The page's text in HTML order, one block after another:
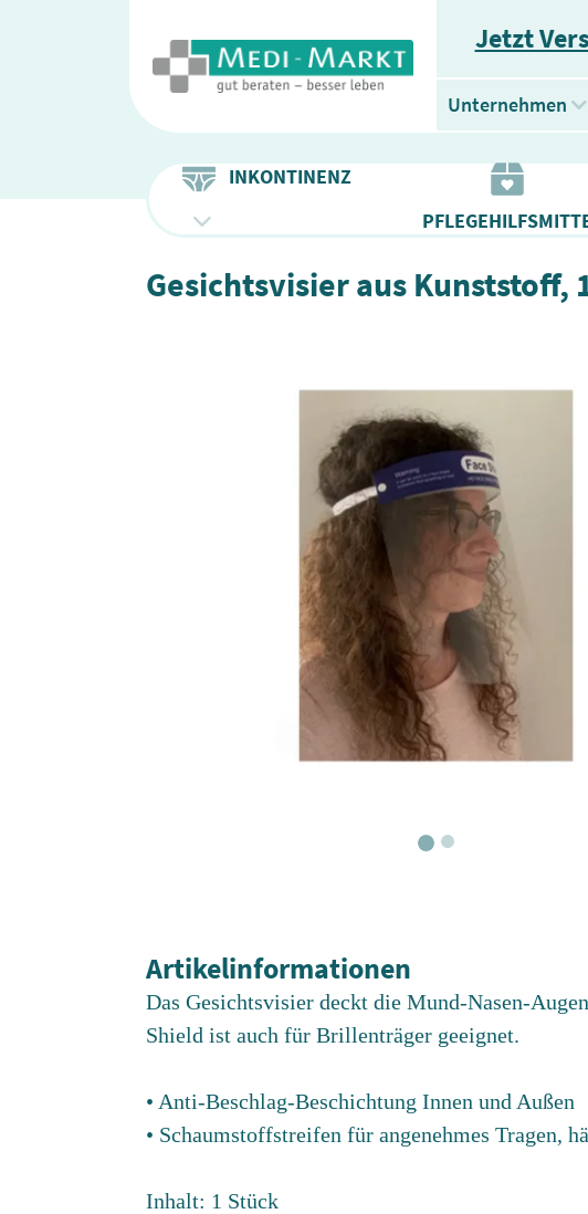
Jetzt
Unternehmen
INKONTINENZ
Gesichtsvisier aus Kunststoff,
Artikelinformationen
Das Gesichtsvisier deckt die Mund-Nasen-
Shield ist auch für Brillenträger geeignet.
• Anti-Beschlag-Beschichtung Innen und Außen
• Schaumstoffstreifen für angenehmes
Inhalt: 1 Stück